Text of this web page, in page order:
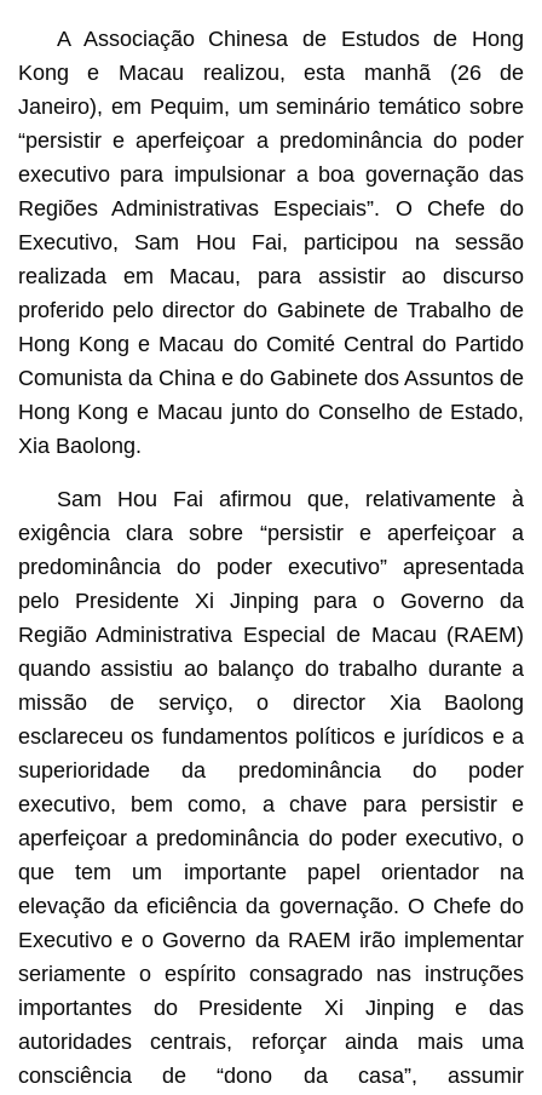
A Associação Chinesa de Estudos de Hong
Kong e Macau realizou, esta manhã (26 de
Janeiro), em Pequim, um seminário temático sobre
“persistir e aperfeiçoar a predominância do poder
executivo para impulsionar a boa governação das
Regiões Administrativas Especiais”. O Chefe do
Executivo, Sam Hou Fai, participou na sessão
realizada em Macau, para assistir ao discurso
proferido pelo director do Gabinete de Trabalho de
Hong Kong e Macau do Comité Central do Partido
Comunista da China e do Gabinete dos Assuntos de
Hong Kong e Macau junto do Conselho de Estado,
Xia Baolong.
Sam Hou Fai afirmou que, relativamente à
exigência clara sobre “persistir e aperfeiçoar a
predominância do poder executivo” apresentada
pelo Presidente Xi Jinping para o Governo da
Região Administrativa Especial de Macau (RAEM)
quando assistiu ao balanço do trabalho durante a
missão de serviço, o director Xia Baolong
esclareceu os fundamentos políticos e jurídicos e a
superioridade da predominância do poder
executivo, bem como, a chave para persistir e
aperfeiçoar a predominância do poder executivo, o
que tem um importante papel orientador na
elevação da eficiência da governação. O Chefe do
Executivo e o Governo da RAEM irão implementar
seriamente o espírito consagrado nas instruções
importantes do Presidente Xi Jinping e das
autoridades centrais, reforçar ainda mais uma
consciência de “dono da casa”, assumir